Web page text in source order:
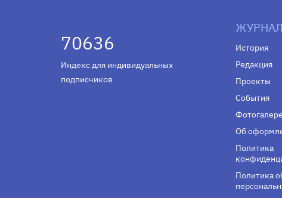
70636
Индекс для индивидуальных
подписчиков
ЖУРНАЛ
История
Редакция
Проекты
События
Об
Политика
Политика